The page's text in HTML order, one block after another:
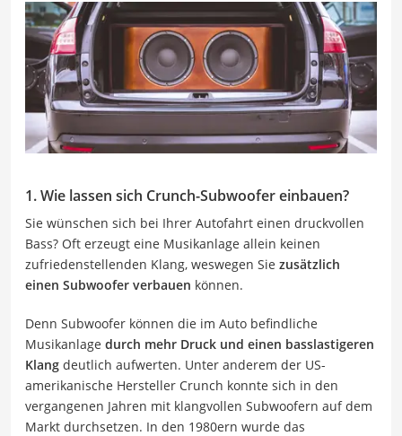
1. Wie lassen sich Crunch-Subwoofer einbauen?
Sie wünschen sich bei Ihrer Autofahrt einen druckvollen
Bass? Oft erzeugt eine Musikanlage allein keinen
zufriedenstellenden Klang, weswegen Sie zusätzlich
einen Subwoofer verbauen können.
Denn Subwoofer können die im Auto befindliche
Musikanlage durch mehr Druck und einen basslastigeren
Klang deutlich aufwerten. Unter anderem der US-
amerikanische Hersteller Crunch konnte sich in den
vergangenen Jahren mit klangvollen Subwoofern auf dem
Markt durchsetzen. In den 1980ern wurde das